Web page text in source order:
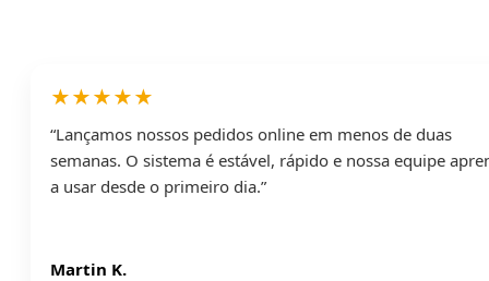
★★★★★
“Lançamos nossos pedidos online em menos de duas
semanas. O sistema é estável, rápido e nossa equipe
a usar desde o primeiro dia.”
Martin K.